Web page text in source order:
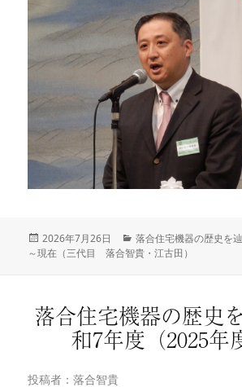
投
稿
2026年7月26日
カ
テ
落合住宅機器の歴史を
～現在（三代目 落合智貴・江古田）
落合住宅機器の歴史
和7年度（2025年
投稿者：落合智貴